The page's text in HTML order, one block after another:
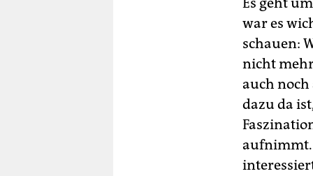
war es
schauen:
nicht
auch noch
dazu da
aufnimmt.